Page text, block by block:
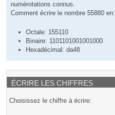
numérotations connus.
Comment écrire le nombre 55880 en:
Octale: 155110
Binaire: 1101101001001000
Hexadécimal: da48
ÉCRIRE LES CHIFFRES
Choisissez le chiffre à écrire: